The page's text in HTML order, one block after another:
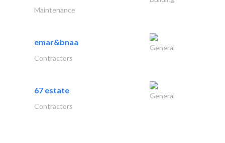
Maintenance
emar&bnaa
General
Contractors
67 estate
General
Contractors